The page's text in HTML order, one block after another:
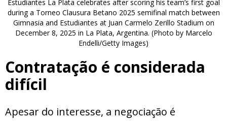
Estudiantes La Plata celebrates after scoring his team’s first goal
during a Torneo Clausura Betano 2025 semifinal match between
Gimnasia and Estudiantes at Juan Carmelo Zerillo Stadium on
December 8, 2025 in La Plata, Argentina. (Photo by Marcelo
Endelli/Getty Images)
Contratação é considerada
difícil
Apesar do interesse, a negociação é